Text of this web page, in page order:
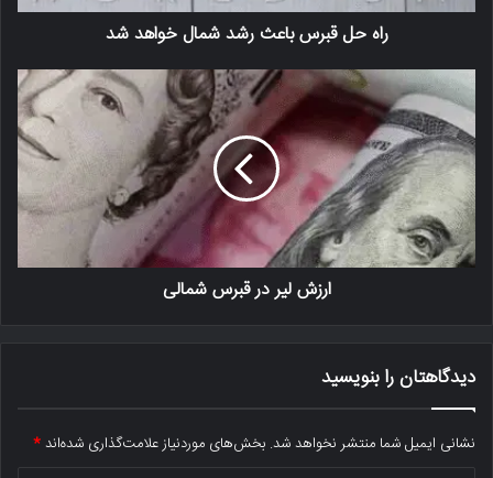
راه حل قبرس باعث رشد شمال خواهد شد
ارزش لیر در قبرس شمالی
دیدگاهتان را بنویسید
نشانی ایمیل شما منتشر نخواهد شد. بخش‌های موردنیاز علامت‌گذاری شده‌اند*